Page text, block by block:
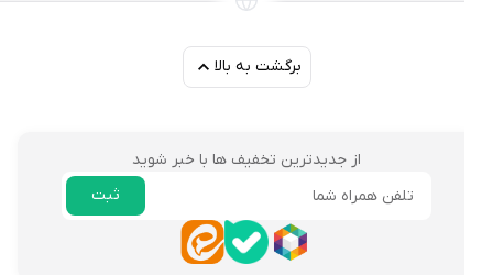
برگشت به بالا
از جدیدترین تخفیف ها با خبر شوید